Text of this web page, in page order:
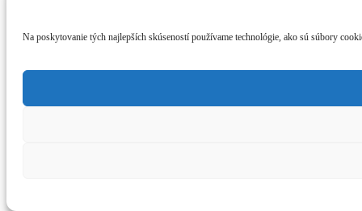
Na poskytovanie tých najlepších skúseností používame technológie, ako sú súbory